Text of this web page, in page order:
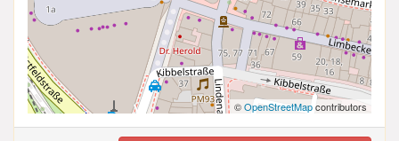
©OpenStreetMapcontributors